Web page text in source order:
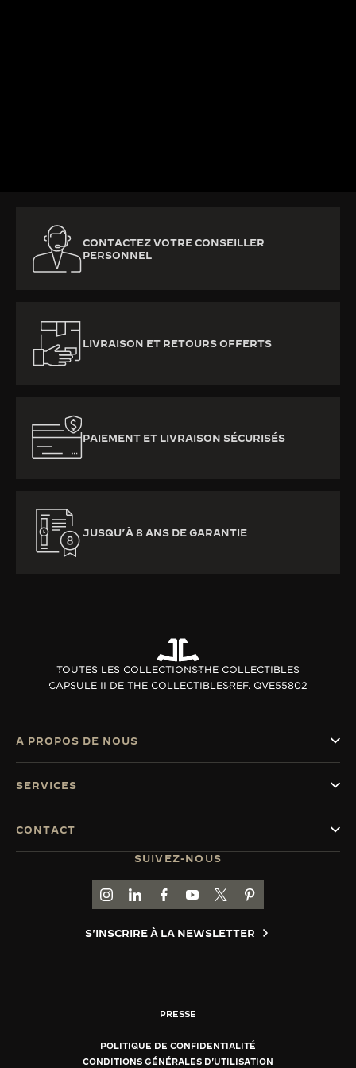
CONTACTEZ VOTRE CONSEILLER
PERSONNEL
LIVRAISON ET RETOURS OFFERTS
PAIEMENT ET LIVRAISON SÉCURISÉS
JUSQU’À 8 ANS DE GARANTIE
TOUTES LES COLLECTIONSTHE COLLECTIBLES
CAPSULE II DE THE COLLECTIBLESREF. QVE55802
SUIVEZ-NOUS
ACCÉDER À LA PAGE INSTAGRAM DE
ACCÉDER À LA PAGE LINKEDIN DE
ALLER SUR LA PAGE JAEGER-
ACCÉDER À LA PAGE
ALLER SUR LA PAGE
ALLER SUR LA
S'INSCRIRE À LA NEWSLETTER
A PROPOS DE NOUS
SERVICES
CONTACT
PRESSE
POLITIQUE DE CONFIDENTIALITÉ
CONDITIONS GÉNÉRALES D'UTILISATION